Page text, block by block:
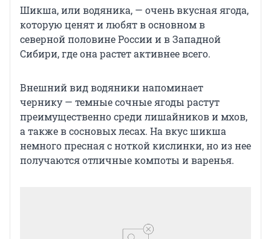
Шикша, или водяника, — очень вкусная ягода,
которую ценят и любят в основном в
северной половине России и в Западной
Сибири, где она растет активнее всего.
Внешний вид водяники напоминает
чернику — темные сочные ягоды растут
преимущественно среди лишайников и мхов,
а также в сосновых лесах. На вкус шикша
немного пресная с ноткой кислинки, но из нее
получаются отличные компоты и варенья.